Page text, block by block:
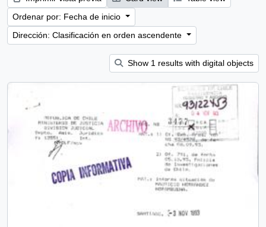
Ordenar por: Fecha de inicio
Dirección: Clasificación en orden ascendente
Show 1 results with digital objects